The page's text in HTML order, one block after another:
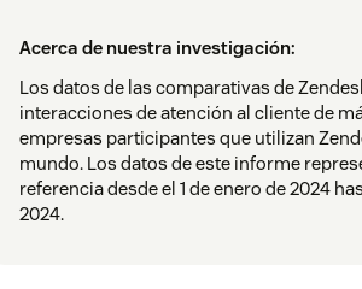
Acerca de nuestra investigación:
Los datos de las comparativas de
interacciones de atención al cliente de
empresas participantes que utilizan
mundo. Los datos de este informe
referencia desde el 1 de enero de 2024
2024.